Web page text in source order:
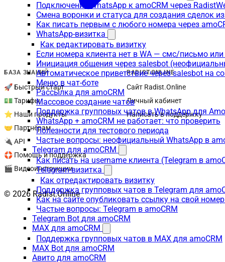
Подключение WhatsApp к amoCRM через
Смена воронки и статуса для создания сделок
Как писать первым с любого номера через
WhatsApp-визитка
Как редактировать визитку
Если номера клиента нет в WA — смс/письмо
Инициация общения через salesbot
Автоматическое приветствие через salesbot на
Меню в чат-боте
Рассылка для amoCRM
Массовое создание чатов
Поддержка групповых чатов в WhatsApp для
WhatsApp + amoCRM не работает: что проверить
Полезности для тестового периода
Частые вопросы: неофициальный WhatsApp в
Telegram для amoCRM
Как писать на username клиента (Telegram в
Telegram-визитка
Как отредактировать визитку
Поддержка групповых чатов в Telegram для
Как на сайте опубликовать ссылку на свой
Частые вопросы: Telegram в amoCRM
Telegram Bot для amoCRM
MAX для amoCRM
Поддержка групповых чатов в MAX для amoCRM
MAX Bot для amoCRM
Авито для amoCRM
БАЗА ЗНАНИЙ
🚀 Быстрый старт
💵 Тарифы
⭐ Наши продукты
🤝 Партнёрам
🔌 API
🛟 Помощь и поддержка
🎬 Видеоинструкции
RADIST.ONLINE
Сайт Radist.Online
Личный кабинет
Написать в поддержку
© 2026 Radist.Online